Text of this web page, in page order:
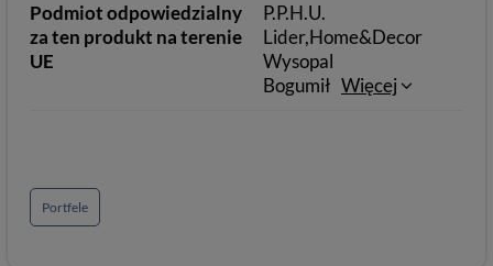
Podmiot odpowiedzialny
za ten produkt na terenie
UE
P.P.H.U.
Lider,Home&Decor
Wysopal
Bogumił Więcej
Portfele